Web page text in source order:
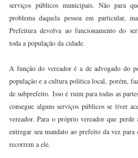
serviços públicos municipais. Não para
problema daquela pessoa em particular,
Prefeitura devolva ao funcionamento do
toda a população da cidade.
A função do vereador é a de advogado do
população e a cultura política local, porém,
de subprefeito. Isso é ruim para todas as
consegue alguns serviços públicos se tiver
vereador. Para o próprio vereador que perde
entregar seu mandato ao prefeito da vez para
recorrem a ele.